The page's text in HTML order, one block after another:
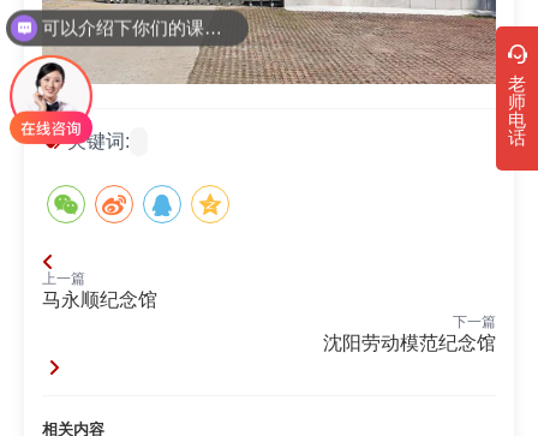
关键词:
上一篇
马永顺纪念馆
下一篇
沈阳劳动模范纪念馆
相关内容
老
师
电
话